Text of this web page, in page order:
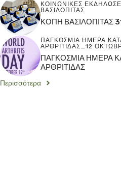
ΚΟΙΝΩΝΙΚΕΣ
ΒΑΣΙΛΟΠΙΤΑΣ
ΚΟΠΗ ΒΑΣΙΛΟΠΙΤΑΣ
ΠΑΓΚΟΣΜΙΑ ΗΜΕΡΑ
ΑΡΘΡΙΤΙΔΑΣ_12
ΠΑΓΚΟΣΜΙΑ ΗΜΕΡΑ
ΑΡΘΡΙΤΙΔΑΣ
Περισσότερα